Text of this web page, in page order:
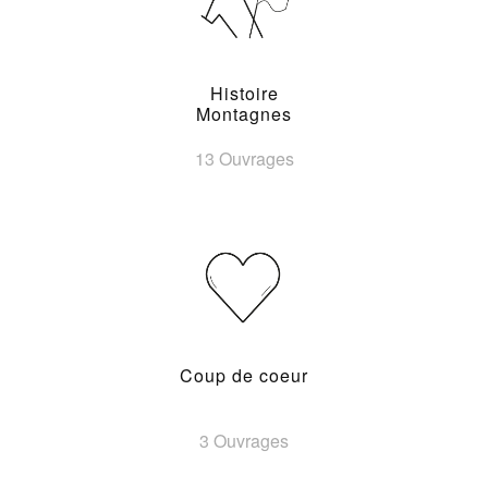
Histoire
Montagnes
13 Ouvrages
Coup de coeur
3 Ouvrages